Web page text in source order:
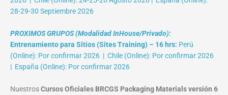
28-29-30 Septiembre 2026
PROXIMOS GRUPOS (Modalidad InHouse/Privado):
Entrenamiento para Sitios (Sites Training) – 16 hrs: Perú
(Online): Por confirmar 2026 | Chile (Online): Por confirmar 2026
| España (Online): Por confirmar 2026
NuestrosCursos Oficiales BRCGS Packaging Materials versión 6